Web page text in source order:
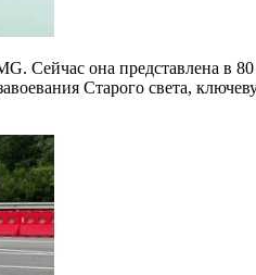
Сейчас она представлена в
Старого света,